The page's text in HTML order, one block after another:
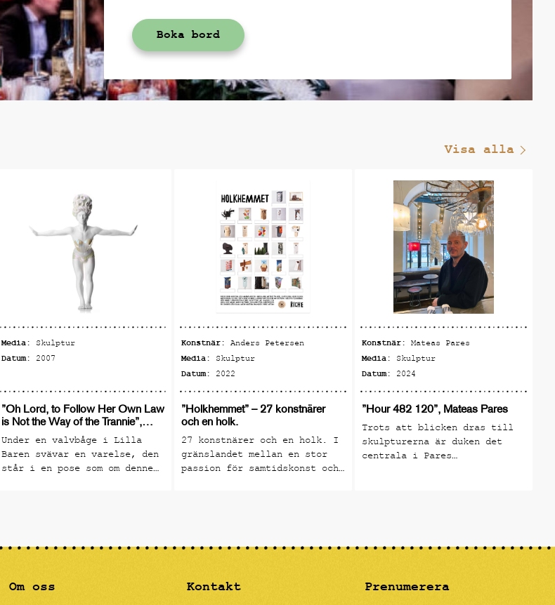
Boka bord
Visa alla
Media: Skulptur
Datum: 2007
”Oh Lord, to Follow Her Own Law
is Not the Way of the Trannie”,
Christian-Pontus Andersson
Under en valvbåge i Lilla
Baren svävar en varelse, den
står i en pose som om denne
strama androgyner som
Dessa sublima gestalter hade
alla sina egna särdrag och
Konstnär:Anders Petersen
Media: Skulptur
Datum: 2022
”Holkhemmet” – 27 konstnärer
och en holk.
27 konstnärer och en holk. I
gränslandet mellan en stor
passion för samtidskonst och
Konstnär:Mateas Pares
Media: Skulptur
Datum: 2024
”Hour 482 120”, Mateas Pares
Trots att blicken dras till
skulpturerna är duken det
centrala i Pares
han använder skulpturerna och
att omvandla duken till en
Om oss
Kontakt
Prenumerera